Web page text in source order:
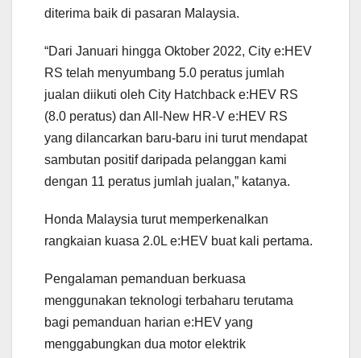
diterima baik di pasaran Malaysia.
“Dari Januari hingga Oktober 2022, City e:HEV
RS telah menyumbang 5.0 peratus jumlah
jualan diikuti oleh City Hatchback e:HEV RS
(8.0 peratus) dan All-New HR-V e:HEV RS
yang dilancarkan baru-baru ini turut mendapat
sambutan positif daripada pelanggan kami
dengan 11 peratus jumlah jualan,” katanya.
Honda Malaysia turut memperkenalkan
rangkaian kuasa 2.0L e:HEV buat kali pertama.
Pengalaman pemanduan berkuasa
menggunakan teknologi terbaharu terutama
bagi pemanduan harian e:HEV yang
menggabungkan dua motor elektrik